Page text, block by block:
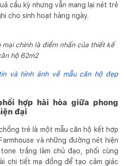
cầu kỳ nhưng vẫn mang lại nét trẻ
cho sinh hoạt hàng ngày.
chính là điểm nhấn của thiết kế
hộ 62m2
và hình ảnh về mẫu căn hộ đẹp
hợp hài hòa giữa phong
đại
trẻ là một mẫu căn hộ kết hợp
và những đường nét hiện
trắng làm chủ đạo, phối cùng
chi tiết mạ đồng để tạo cảm giác